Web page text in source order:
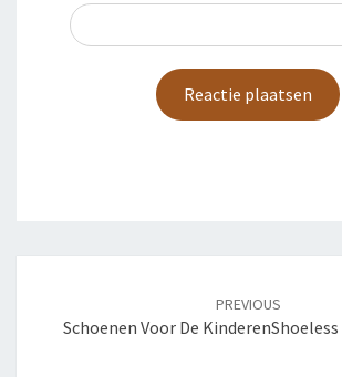
PREVIOUS
Schoenen Voor De Kinderen